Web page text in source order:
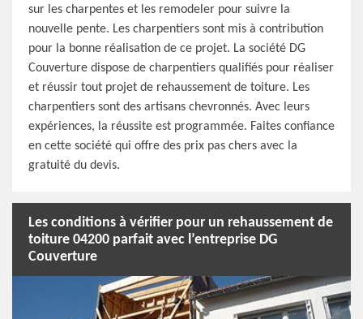
sur les charpentes et les remodeler pour suivre la
nouvelle pente. Les charpentiers sont mis à contribution
pour la bonne réalisation de ce projet. La société DG
Couverture dispose de charpentiers qualifiés pour réaliser
et réussir tout projet de rehaussement de toiture. Les
charpentiers sont des artisans chevronnés. Avec leurs
expériences, la réussite est programmée. Faites confiance
en cette société qui offre des prix pas chers avec la
gratuité du devis.
Les conditions à vérifier pour un rehaussement de
toiture 04200 parfait avec l’entreprise DG
Couverture